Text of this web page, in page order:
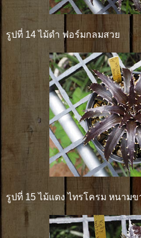
รูปที่ 14 ไม้ดำ ฟอร์มกลมสวย
รูปที่ 15 ไม้แดง ไทรโครม หนามข